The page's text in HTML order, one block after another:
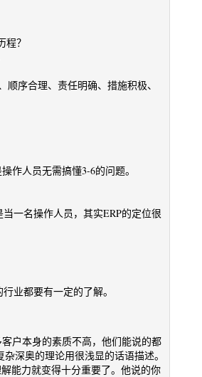
？
序合理、责任明确、措施积极、
作人员无需搞懂3-6的问题。
一名操作人员，其实ERP的定位很
业都要有一定的了解。
户本身的素质不高，他们能说的都
深奥的理论用很浅显的话语描述。
能力就变得十分重要了。他说的你